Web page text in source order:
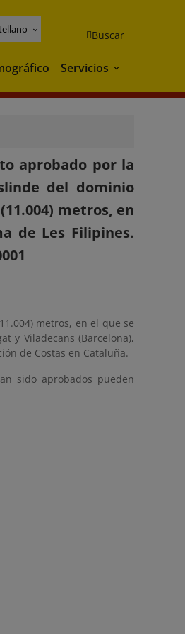
Buscar
Servicios Servicios
aprobado por la
del dominio
metros, en
de Les Filipines.
metros, en el que se
y Viladecans (Barcelona),
de Costas en Cataluña.
sido aprobados pueden